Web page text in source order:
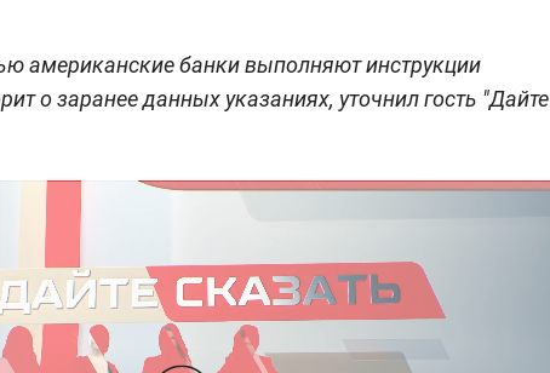
американские банки выполняют инструкции
о заранее данных указаниях, уточнил гость "Дайте